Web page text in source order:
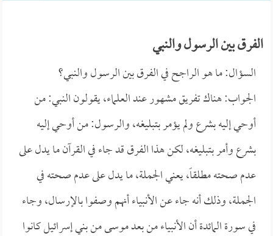
الفرق بين الرسول والنبي
السؤال: ما هو الراجح في الفرق بين الرسول والنبي؟
الجواب: هناك تفريق مشهور عند العلماء، يقولون النبي: من
أوحي إليه بشرع ولم يؤمر بتبليغه، والرسول: من أوحي إليه
بشرع وأمر بتبليغه، لكن هذا الفرق قد جاء في القرآن ما يدل على
عدم صحته مطلقاً، يعني الجملة، ما يدل على عدم صحته في
الجملة، وذلك أنه جاء عن الأنبياء أنهم وصفوا بالإرسال، وجاء
في سورة المائدة أن الأنبياء من بعد موسى من بني إسرائيل كانوا